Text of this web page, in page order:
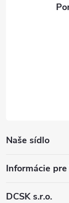
Naše sídlo
Informácie pre
DCSK s.r.o.